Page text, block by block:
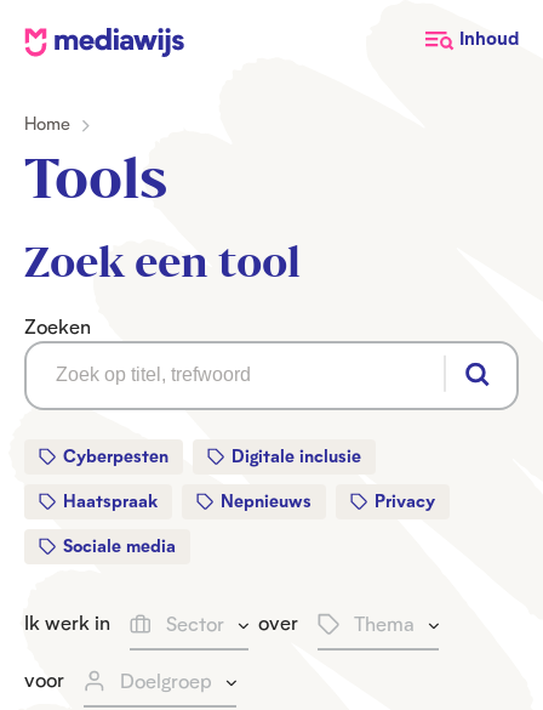
M
j
s
Inhoud
Home
Tools
Zoek een tool
Zoeken
Z
Cyberpesten Digitale inclusie
Haatspraak Nepnieuws Privacy
Sociale media
Ik werk in
e
c
Sector over
h
Thema
voor
o
Doelgroep